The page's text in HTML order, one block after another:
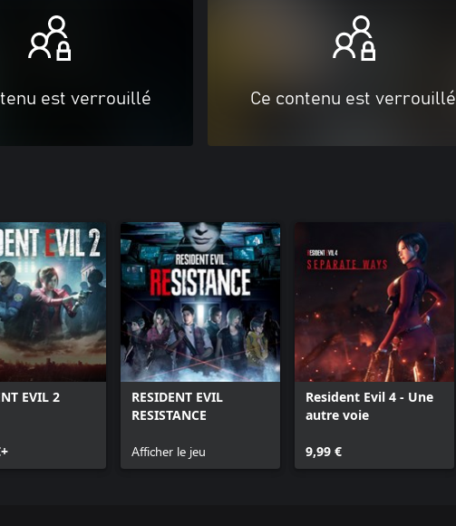
est verrouillé Ce contenu est verrouillé
EVIL 2
RESIDENT EVIL
RESISTANCE
Afficher le jeu
Resident Evil 4 - Une
autre voie
9,99 €